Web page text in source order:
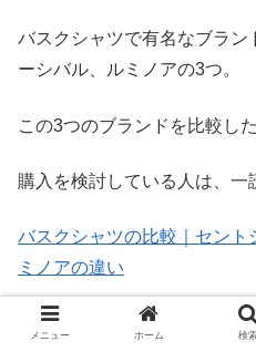
バスクシャツで有名なブラ
ーシバル、ルミノアの3つ。
この3つのブランドを比較し
購入を検討している人は、一
バスクシャツの比較｜セン
ミノアの違い
メニュー ホーム 検